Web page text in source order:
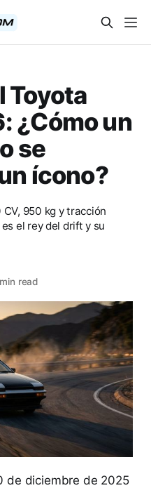
Toyota
¿Cómo un
se
ícono?
950 kg y tracción
el rey del drift y su
read
de diciembre de 2025